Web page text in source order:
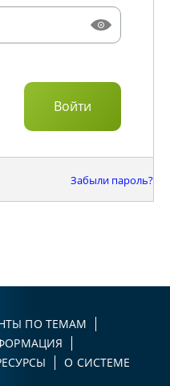
Забыли пароль?
ПО ТЕМАМ
О СИСТЕМЕ